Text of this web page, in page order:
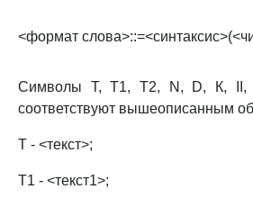
<формат
Символы Т, Т1, Т2, N, D, К,
соответствуют вышеописанным
Т - <текст>;
Т1 - <текст1>;